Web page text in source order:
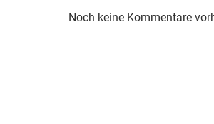
Noch keine Kommentare